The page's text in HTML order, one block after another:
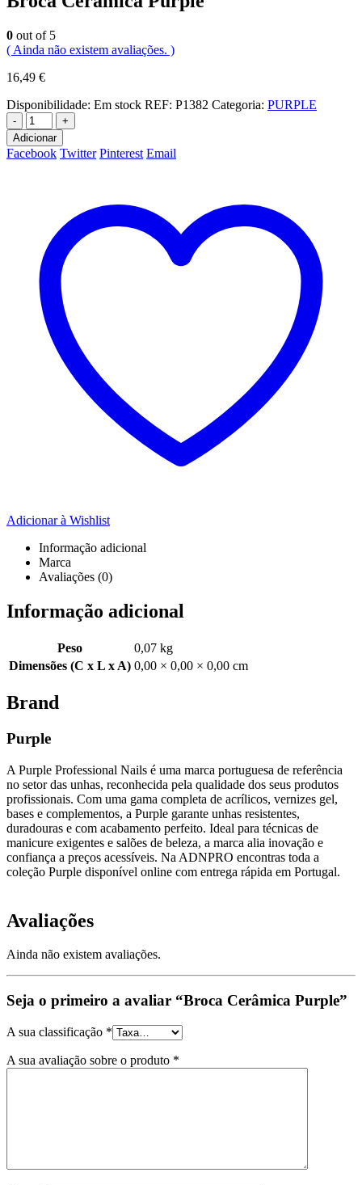
0 out of 5
( Ainda não existem avaliações. )
16,49 €
Disponibilidade: Em stock REF: P1382 Categoria: PURPLE
-
+
Adicionar
Facebook Twitter Pinterest Email
Adicionar à Wishlist
Informação adicional
Marca
Avaliações (0)
Informação adicional
Peso
0,07 kg
Dimensões (C x L x A) 0,00 × 0,00 × 0,00 cm
Brand
Purple
A Purple Professional Nails é uma marca portuguesa de referência
no setor das unhas, reconhecida pela qualidade dos seus produtos
profissionais. Com uma gama completa de acrílicos, vernizes gel,
bases e complementos, a Purple garante unhas resistentes,
duradouras e com acabamento perfeito. Ideal para técnicas de
manicure exigentes e salões de beleza, a marca alia inovação e
confiança a preços acessíveis. Na ADNPRO encontras toda a
coleção Purple disponível online com entrega rápida em Portugal.
Avaliações
Ainda não existem avaliações.
Seja o primeiro a avaliar “Broca Cerâmica Purple”
A sua classificação *
A sua avaliação sobre o produto *